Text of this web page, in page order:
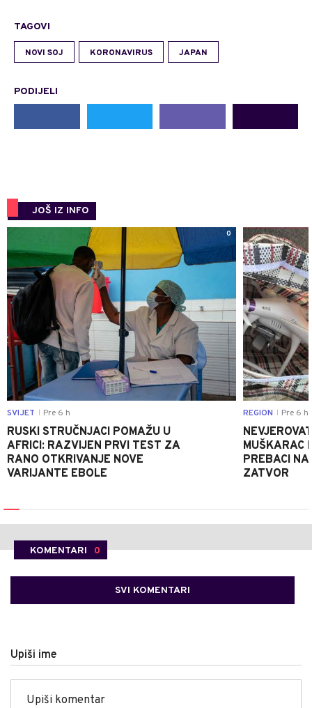
TAGOVI
NOVI SOJ KORONAVIRUS JAPAN
PODIJELI
JOŠ IZ INFO
0
SVIJET Pre 6 h
RUSKI STRUČNJACI POMAŽU U
AFRICI: RAZVIJEN PRVI TEST ZA
RANO OTKRIVANJE NOVE
VARIJANTE EBOLE
REGION Pre 6 h
MUŠKARAC
PREBACI
ZATVOR
KOMENTARI 0
SVI KOMENTARI
Upiši ime